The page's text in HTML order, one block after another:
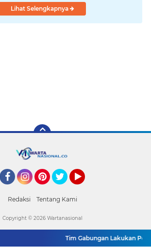
Lihat Selengkapnya
Redaksi Tentang Kami
Tim Gabungan Lakukan
Copyright © 2026 Wartanasional